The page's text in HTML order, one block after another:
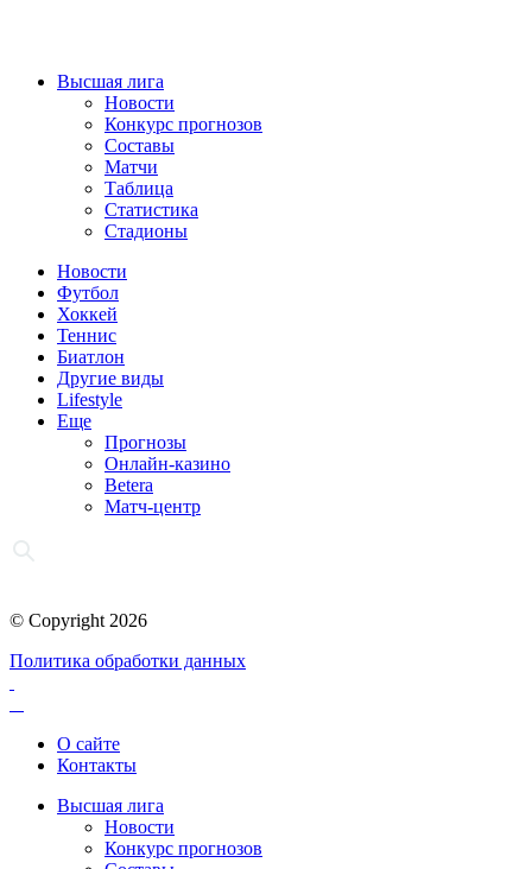
Высшая лига
Новости
Конкурс прогнозов
Составы
Матчи
Таблица
Статистика
Стадионы
Новости
Футбол
Хоккей
Теннис
Биатлон
Другие виды
Lifestyle
Еще
Прогнозы
Онлайн-казино
Betera
Матч-центр
© Copyright 2026
Политика обработки данных
О сайте
Контакты
Высшая лига
Новости
Конкурс прогнозов